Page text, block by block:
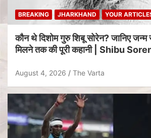
BREAKING JHARKHAND YOUR
कौन थे दिशोम गुरु शिबू सोरेन? जानिए
मिलने तक की पूरी कहानी | Shibu
August 4, 2026 The Varta